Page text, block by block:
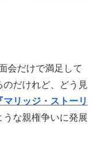
会だけで満足して
だけれど、どう見
マリッジ・ストーリ
うな親権争いに発展